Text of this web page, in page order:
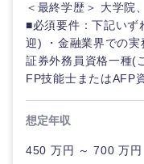
＜最終学歴＞ 大学院
■必須要件：下記いず
迎) ・金融業界での実
証券外務員資格一種(
FP技能士またはAFP
想定年収
450 万円 ～ 700 万円